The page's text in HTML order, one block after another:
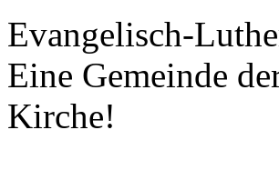
Evangelisch-
Eine Gemeinde
Kirche!